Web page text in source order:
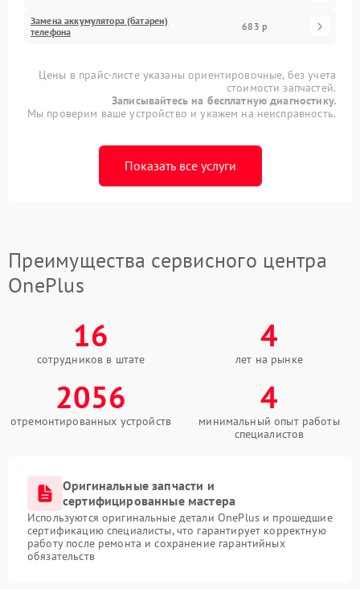
Замена аккумулятора (батареи)
телефона
683 р
Цены в прайс-листе указаны ориентировочные, без учета
стоимости запчастей.
Записывайтесь на бесплатную диагностику.
Мы проверим ваше устройство и укажем на неисправность.
Показать все услуги
Преимущества сервисного центра
OnePlus
16
сотрудников в штате
4
лет на рынке
2056
отремонтированных устройств
4
минимальный опыт работы
специалистов
Оригинальные запчасти и
сертифицированные мастера
Используются оригинальные детали OnePlus и прошедшие
сертификацию специалисты, что гарантирует корректную
работу после ремонта и сохранение гарантийных
обязательств